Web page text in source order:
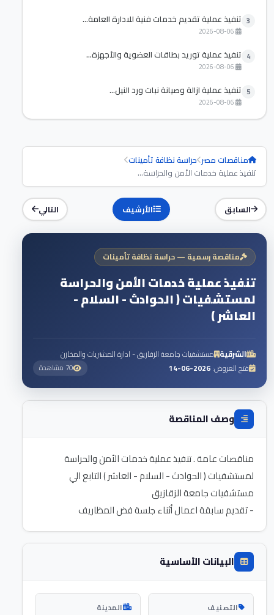
3 تنفيذ عملية تقديم خدمات فنية للادارة العامة...
4 تنفيذ عملية توريد بطاقات العضوية والأجهزة...
5 تنفيذ عملية ازالة وصيانة نبات ورد النيل...
مناقصات مصر حراسة نظافة تأمينات
تنفيذ عملية خدمات الأمن والحراسة...
السابق الأرشيف التالي
مناقصة رسمية — حراسة نظافة تأمينات
تنفيذ عملية خدمات الأمن والحراسة
لمستشفيات ( الحوادث - السلام -
العاشر )
الشرقية مستشفيات جامعة الزقازيق - ادارة المشتريات والمخازن
فتح العروض:2026-06-14 70 مشاهدة
وصف المناقصة
مناقصات عامة . تنفيذ عملية خدمات الأمن والحراسة
لمستشفيات ( الحوادث - السلام - العاشر ) التابع الي
- تقديم سابقة اعمال أثناء جلسة فض المظاريف
البيانات الأساسية
التصنيف المدينة